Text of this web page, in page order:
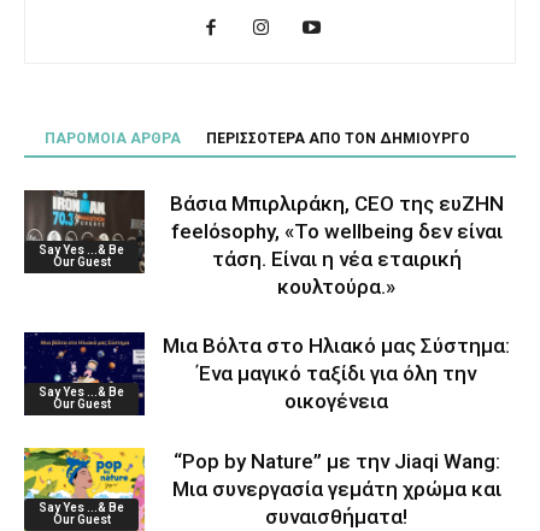
ΠΑΡΟΜΟΙΑ ΑΡΘΡΑ ΠΕΡΙΣΣΟΤΕΡΑ ΑΠΟ ΤΟΝ ΔΗΜΙΟΥΡΓΟ
Say Yes ...& Be
Our Guest
Βάσια Μπιρλιράκη, CEO της ευΖΗΝ
feelόsophy, «Το wellbeing δεν είναι
τάση. Είναι η νέα εταιρική
κουλτούρα.»
Say Yes ...& Be
Our Guest
Μια Βόλτα στο Ηλιακό μας Σύστημα:
Ένα μαγικό ταξίδι για όλη την
οικογένεια
Say Yes ...& Be
Our Guest
“Pop by Nature” με την Jiaqi Wang:
Μια συνεργασία γεμάτη χρώμα και
συναισθήματα!